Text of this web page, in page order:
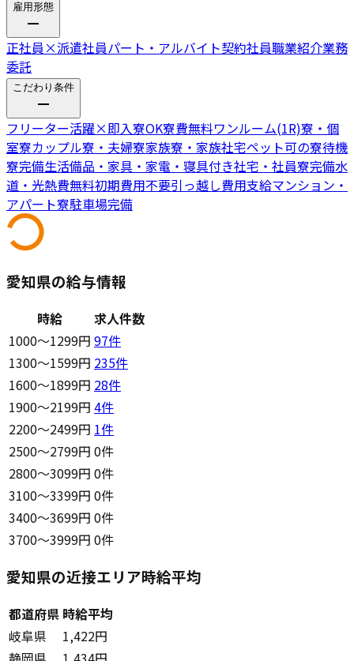
雇用形態
正社員 ×派遣社員パート・アルバイト契約社員職業紹介業務
委託
こだわり条件
フリーター活躍×即入寮OK寮費無料ワンルーム(1R)寮・個
室寮カップル寮・夫婦寮家族寮・家族社宅ペット可の寮待機
寮完備生活備品・家具・家電・寝具付き社宅・社員寮完備水
道・光熱費無料初期費用不要引っ越し費用支給マンション・
アパート寮駐車場完備
愛知県の給与情報
時給
求人件数
1000〜1299円 97件
1300〜1599円 235件
1600〜1899円 28件
1900〜2199円 4件
2200〜2499円 1件
2500〜2799円 0件
2800〜3099円 0件
3100〜3399円 0件
3400〜3699円 0件
3700〜3999円 0件
愛知県の近接エリア時給平均
都道府県 時給平均
岐阜県
1,422円